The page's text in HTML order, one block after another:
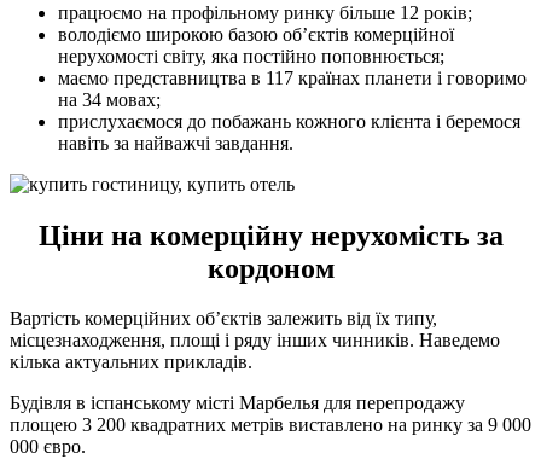
працюємо на профільному ринку більше 12 років;
володіємо широкою базою об’єктів комерційної
нерухомості світу, яка постійно поповнюється;
маємо представництва в 117 країнах планети і говоримо
на 34 мовах;
прислухаємося до побажань кожного клієнта і беремося
навіть за найважчі завдання.
Ціни на комерційну нерухомість за
кордоном
Вартість комерційних об’єктів залежить від їх типу,
місцезнаходження, площі і ряду інших чинників. Наведемо
кілька актуальних прикладів.
Будівля в іспанському місті Марбелья для перепродажу
площею 3 200 квадратних метрів виставлено на ринку за 9 000
000 євро.